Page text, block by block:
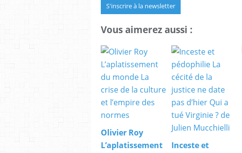
S'inscrire à la newsletter
Vous aimerez aussi :
Olivier Roy
L’aplatissement
Inceste et